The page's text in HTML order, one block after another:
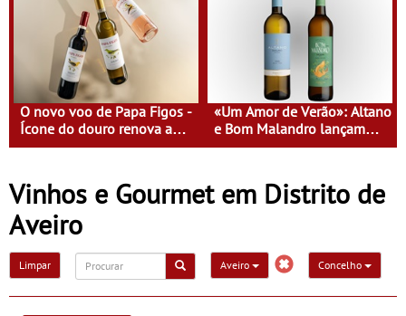
proximidade da marca
inspirada nos momentos de
partilha
O novo voo de Papa Figos -
Ícone do douro renova a
imagem e afirma a
líder
«Um Amor de Verão»: Altano
e Bom Malandro lançam
campanha de verão com
Vinhos e Gourmet em Distrito de
Aveiro
Limpar Aveiro Concelho